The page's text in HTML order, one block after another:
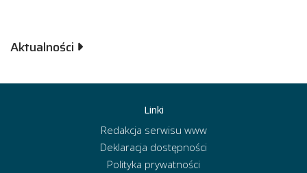
Aktualności
Linki
Redakcja serwisu www
Deklaracja dostępności
Polityka prywatności